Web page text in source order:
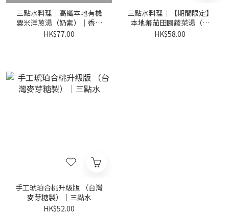
三點水料理｜高纖本地有機
粟米洋蔥湯（奶素）｜香港
製造
HK$77.00
三點水料理｜【期間限定】
本地蕃茄田園蔬菜湯（純
素）｜香港製造
HK$58.00
手工琥珀合桃升級版 （台灣
麥芽糖製）｜三點水
HK$52.00